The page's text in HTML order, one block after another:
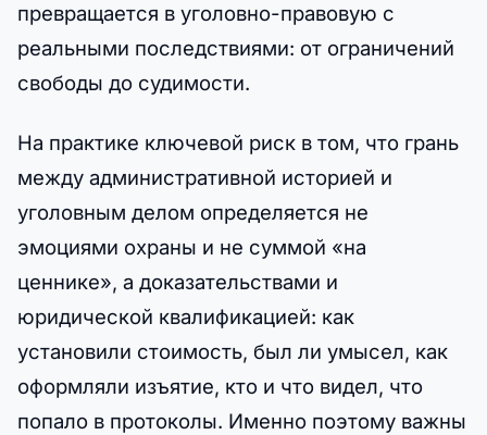
превращается в уголовно-правовую с
реальными последствиями: от ограничений
свободы до судимости.
На практике ключевой риск в том, что грань
между административной историей и
уголовным делом определяется не
эмоциями охраны и не суммой «на
ценнике», а доказательствами и
юридической квалификацией: как
установили стоимость, был ли умысел, как
оформляли изъятие, кто и что видел, что
попало в протоколы. Именно поэтому важны